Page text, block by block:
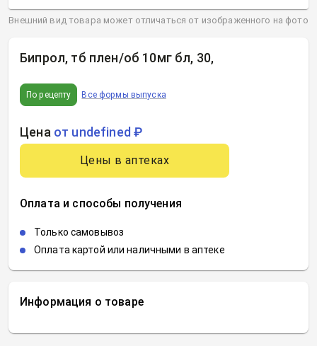
Информация о товаре
Бипрол, тб плен/об 10мг бл, 30,
По рецепту Все формы выпуска
Цена от undefined ₽
Цены в аптеках
Оплата и способы получения
Только самовывоз
Оплата картой или наличными в аптеке
Внешний вид товара может отличаться от изображенного на фото